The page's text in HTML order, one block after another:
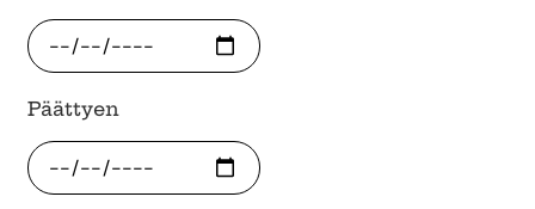
Päättyen